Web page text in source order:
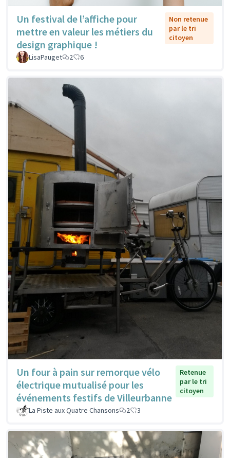
Un festival de l’affiche pour
mettre en valeur les métiers du
design graphique !
Non retenue
par le tri
citoyen
LisaPauget 2 6
Un four à pain sur remorque vélo
électrique mutualisé pour les
événements festifs de Villeurbanne
Retenue
par le tri
citoyen
La Piste aux Quatre Chansons 2 3